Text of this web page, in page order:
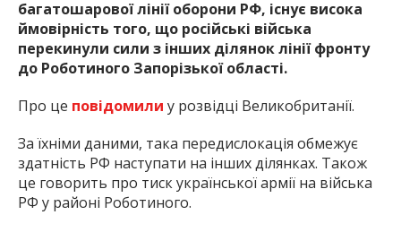
багатошарової лінії оборони РФ, існує висока
ймовірність того, що російські війська
перекинули сили з інших ділянок лінії фронту
до Роботиного Запорізької області.
Про це повідомили у розвідці Великобританії.
За їхніми даними, така передислокація обмежує
здатність РФ наступати на інших ділянках. Також
це говорить про тиск української армії на війська
РФ у районі Роботиного.